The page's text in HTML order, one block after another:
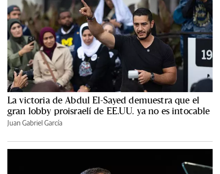
La victoria de Abdul El-Sayed demuestra que el
gran lobby proisraelí de EE.UU. ya no es intocable
Juan Gabriel García